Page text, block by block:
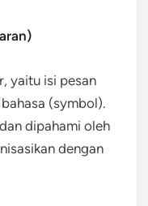
yaitu isi pesan
(symbol).
dipahami oleh
dengan